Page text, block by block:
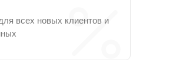
всех новых клиентов и